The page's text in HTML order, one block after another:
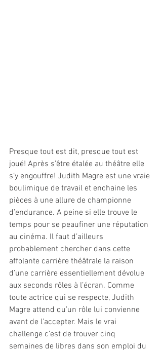
Presque tout est dit, presque tout est
joué! Après s’être étalée au théâtre elle
s’y engouffre! Judith Magre est une vraie
boulimique de travail et enchaine les
pièces à une allure de championne
d’endurance. A peine si elle trouve le
temps pour se peaufiner une réputation
au cinéma. Il faut d’ailleurs
probablement chercher dans cette
affolante carrière théâtrale la raison
d’une carrière essentiellement dévolue
aux seconds rôles à l’écran. Comme
toute actrice qui se respecte, Judith
Magre attend qu’un rôle lui convienne
avant de l’accepter. Mais le vrai
challenge c’est de trouver cinq
semaines de libres dans son emploi du